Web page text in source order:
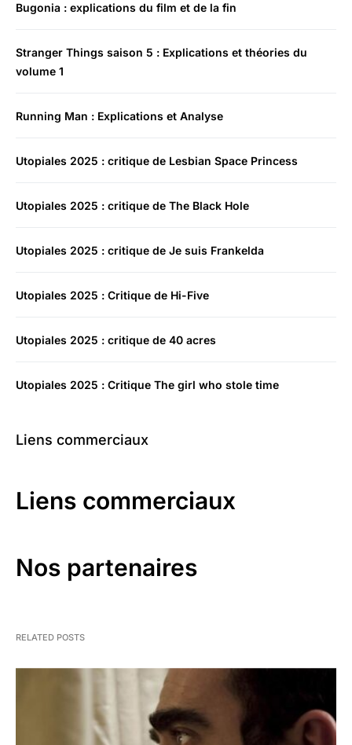
Bugonia : explications du film et de la fin
Stranger Things saison 5 : Explications et théories du
volume 1
Running Man : Explications et Analyse
Utopiales 2025 : critique de Lesbian Space Princess
Utopiales 2025 : critique de The Black Hole
Utopiales 2025 : critique de Je suis Frankelda
Utopiales 2025 : Critique de Hi-Five
Utopiales 2025 : critique de 40 acres
Utopiales 2025 : Critique The girl who stole time
Liens commerciaux
Liens commerciaux
Nos partenaires
RELATED POSTS